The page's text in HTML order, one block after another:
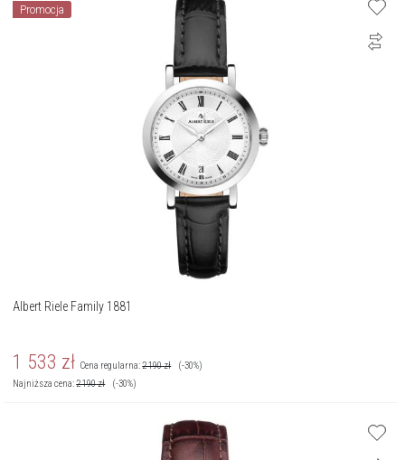
Promocja
Albert Riele Family 1881
1 533 zł Cena regularna:2 190zł
(-30%)
Najniższa cena:2 190zł (-30%)